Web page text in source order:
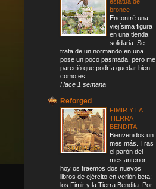
bronce -
Encontré una
viejísima figura
en una tienda
solidaria. Se
trata de un normando en una
pose un poco pasmada, pero me
pareció que podría quedar bien
como es...
Hace 1 semana
Reforged
FIMIR Y LA
TIERRA
BENDITA-
Bienvenidos un
mes más. Tras
el parón del
mes anterior,
hoy os traemos dos nuevos
libros de ejército en verión beta:
los Fimir y la Tierra Bendita. Por